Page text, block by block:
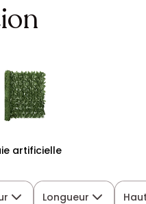
artificielle
Longueur